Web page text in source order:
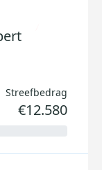
Streefbedrag
€12.580